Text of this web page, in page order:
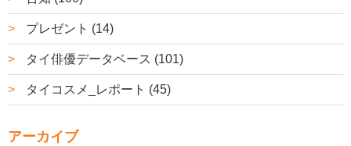
プレゼント (14)
タイ俳優データベース (101)
タイコスメ_レポート (45)
アーカイブ